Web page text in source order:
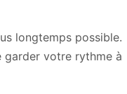
longtemps possible.
garder votre rythme à